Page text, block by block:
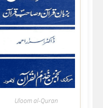
Uloom al-Quran